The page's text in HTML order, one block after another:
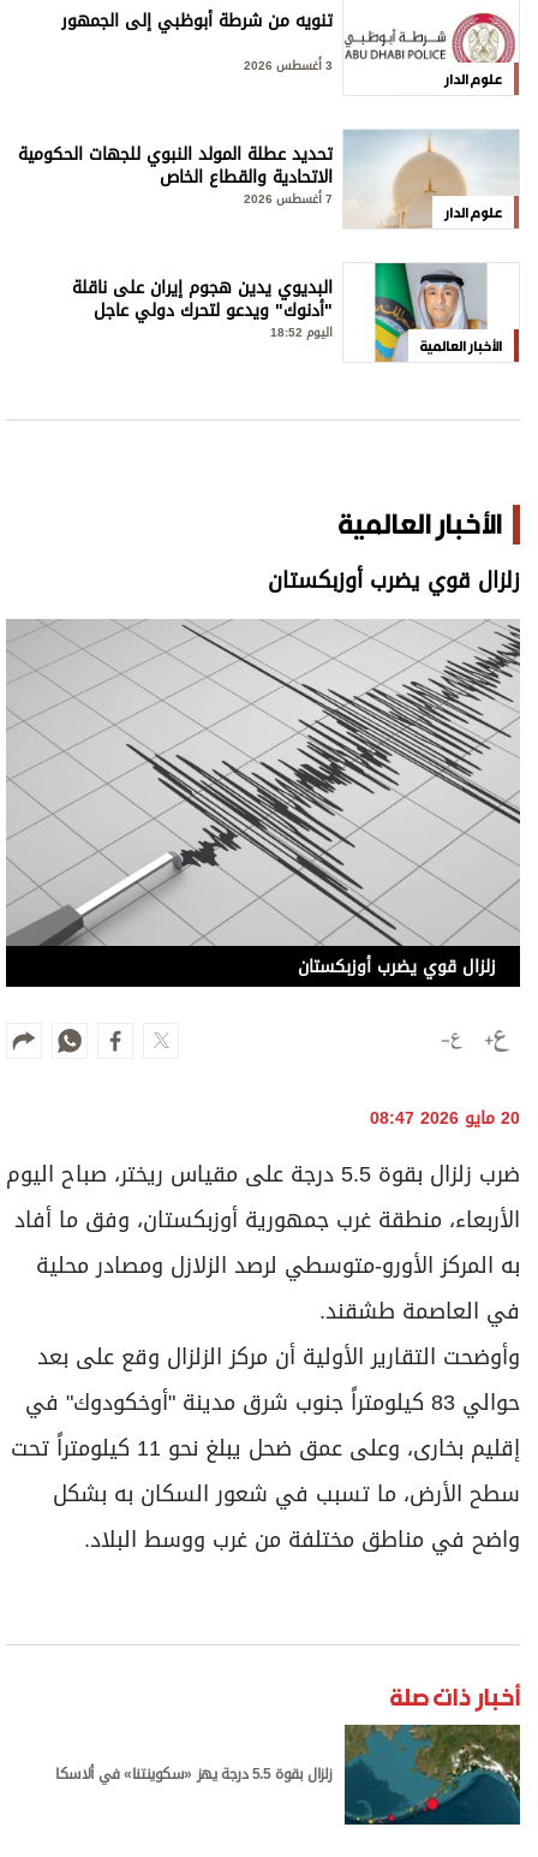
علوم الدار
تنويه من شرطة أبوظبي إلى الجمهور
علوم الدار
تحديد عطلة المولد النبوي للجهات الحكومية
الاتحادية والقطاع الخاص
الأخبار العالمية
البديوي يدين هجوم إيران على ناقلة
"أدنوك" ويدعو لتحرك دولي عاجل
اليوم 18:52
الأخبار العالمية
زلزال قوي يضرب أوزبكستان
زلزال قوي يضرب أوزبكستان
20 مايو 2026 08:47
ضرب زلزال بقوة 5.5 درجة على مقياس ريختر، صباح اليوم
الأربعاء، منطقة غرب جمهورية أوزبكستان، وفق ما أفاد
به المركز الأورو-متوسطي لرصد الزلازل ومصادر محلية
في العاصمة طشقند.
وأوضحت التقارير الأولية أن مركز الزلزال وقع على بعد
حوالي 83 كيلومتراً جنوب شرق مدينة "أوخكودوك" في
إقليم بخارى، وعلى عمق ضحل يبلغ نحو 11 كيلومتراً تحت
سطح الأرض، ما تسبب في شعور السكان به بشكل
واضح في مناطق مختلفة من غرب ووسط البلاد.
أخبار ذات صلة
زلزال بقوة 5.5 درجة يهز «سكوينتنا» في ألاسكا